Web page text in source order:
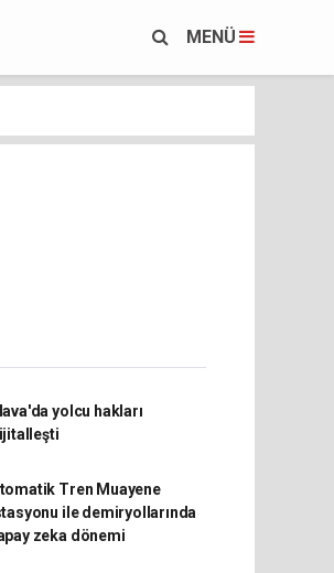
MENÜ
yolcu hakları
Tren Muayene
ile demiryollarında
zeka dönemi